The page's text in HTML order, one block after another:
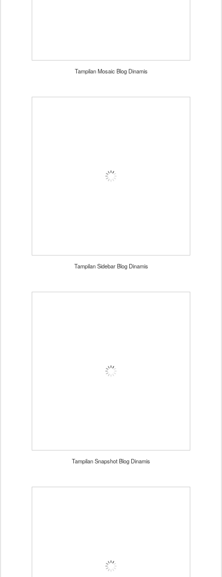
Tampilan Mosaic Blog Dinamis
Tampilan Sidebar Blog Dinamis
Tampilan Snapshot Blog Dinamis